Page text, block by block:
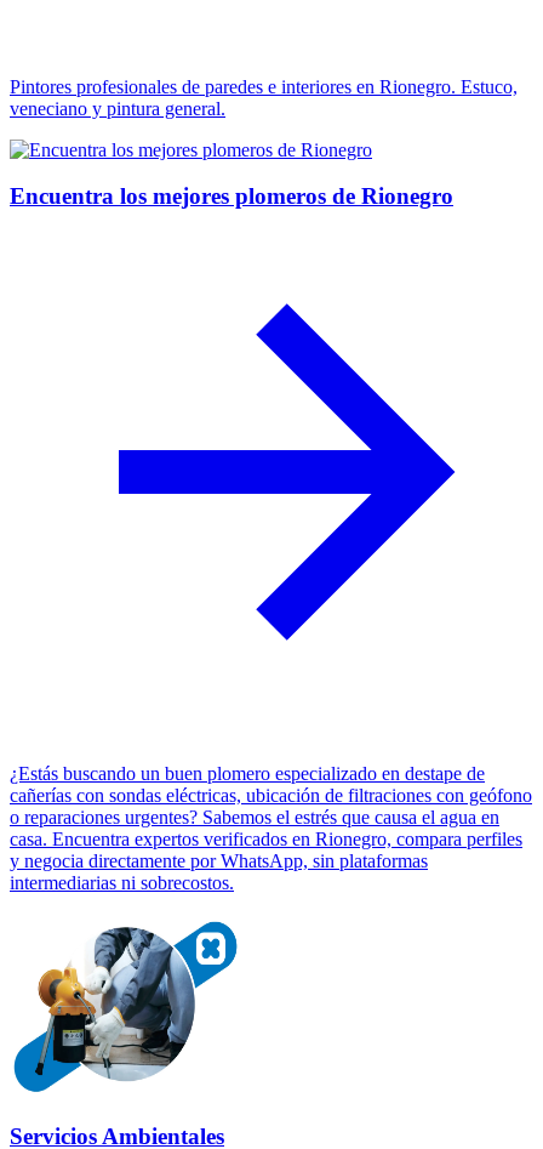
Pintores profesionales de paredes e interiores en Rionegro. Estuco,
veneciano y pintura general.
Encuentra los mejores plomeros de Rionegro
¿Estás buscando un buen plomero especializado en destape de
cañerías con sondas eléctricas, ubicación de filtraciones con geófono
o reparaciones urgentes? Sabemos el estrés que causa el agua en
casa. Encuentra expertos verificados en Rionegro, compara perfiles
y negocia directamente por WhatsApp, sin plataformas
intermediarias ni sobrecostos.
Servicios Ambientales